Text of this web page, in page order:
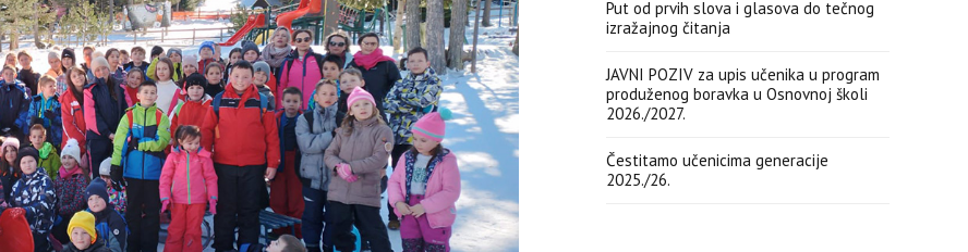
Put od prvih slova i glasova do tečnog
izražajnog čitanja
JAVNI POZIV za upis učenika u program
produženog boravka u Osnovnoj školi
2026./2027.
Čestitamo učenicima generacije
2025./26.